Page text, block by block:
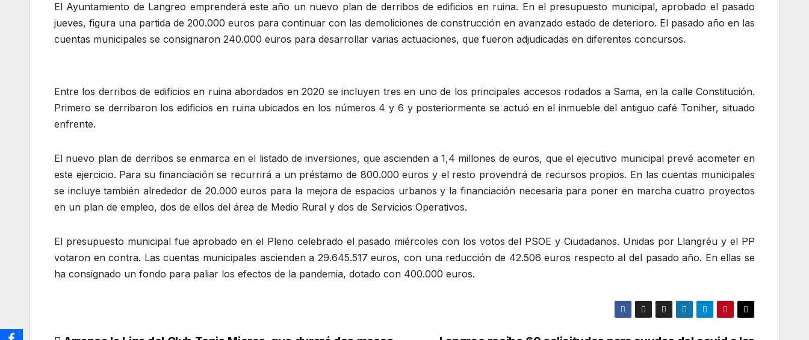
El Ayuntamiento de Langreo emprenderá este año un nuevo plan de derribos de edificios en ruina. En el presupuesto municipal, aprobado el pasado
jueves, figura una partida de 200.000 euros para continuar con las demoliciones de construcción en avanzado estado de deterioro. El pasado año en las
cuentas municipales se consignaron 240.000 euros para desarrollar varias actuaciones, que fueron adjudicadas en diferentes concursos.
Entre los derribos de edificios en ruina abordados en 2020 se incluyen tres en uno de los principales accesos rodados a Sama, en la calle Constitución.
Primero se derribaron los edificios en ruina ubicados en los números 4 y 6 y posteriormente se actuó en el inmueble del antiguo café Toniher, situado
enfrente.
El nuevo plan de derribos se enmarca en el listado de inversiones, que ascienden a 1,4 millones de euros, que el ejecutivo municipal prevé acometer en
este ejercicio. Para su financiación se recurrirá a un préstamo de 800.000 euros y el resto provendrá de recursos propios. En las cuentas municipales
se incluye también alrededor de 20.000 euros para la mejora de espacios urbanos y la financiación necesaria para poner en marcha cuatro proyectos
en un plan de empleo, dos de ellos del área de Medio Rural y dos de Servicios Operativos.
El presupuesto municipal fue aprobado en el Pleno celebrado el pasado miércoles con los votos del PSOE y Ciudadanos. Unidas por Llangréu y el PP
votaron en contra. Las cuentas municipales ascienden a 29.645.517 euros, con una reducción de 42.506 euros respecto al del pasado año. En ellas se
ha consignado un fondo para paliar los efectos de la pandemia, dotado con 400.000 euros.